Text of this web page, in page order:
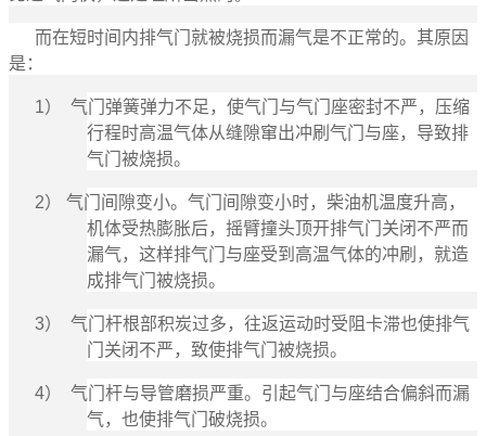
而在短时间内排气门就被烧损而漏气是不正常的。其原因
是：
1） 气门弹簧弹力不足，使气门与气门座密封不严，压缩
行程时高温气体从缝隙窜出冲刷气门与座，导致排
气门被烧损。
2） 气门间隙变小。气门间隙变小时，柴油机温度升高，
机体受热膨胀后，摇臂撞头顶开排气门关闭不严而
漏气，这样排气门与座受到高温气体的冲刷，就造
成排气门被烧损。
3） 气门杆根部积炭过多，往返运动时受阻卡滞也使排气
门关闭不严，致使排气门被烧损。
4） 气门杆与导管磨损严重。引起气门与座结合偏斜而漏
气，也使排气门破烧损。